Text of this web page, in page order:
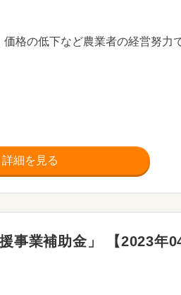
詳細を見る
事業補助金」 【2023年